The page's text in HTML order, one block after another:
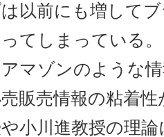
以前にも増して
てしまっている
マゾンのような
販売情報の粘着
小川進教授の理